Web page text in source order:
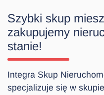
Szybki skup
zakupujemy
stanie!
Integra Skup
specjalizuje się w